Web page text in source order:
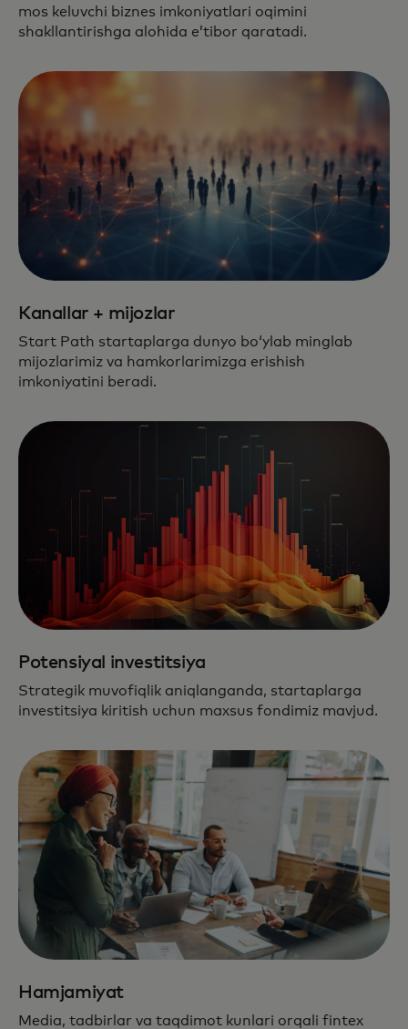
mos keluvchi biznes imkoniyatlari oqimini
shakllantirishga alohida eʼtibor qaratadi.
Kanallar + mijozlar
Start Path startaplarga dunyo boʻylab minglab
mijozlarimiz va hamkorlarimizga erishish
imkoniyatini beradi.
Potensiyal investitsiya
Strategik muvofiqlik aniqlanganda, startaplarga
investitsiya kiritish uchun maxsus fondimiz mavjud.
Hamjamiyat
Media, tadbirlar va taqdimot kunlari orqali fintex